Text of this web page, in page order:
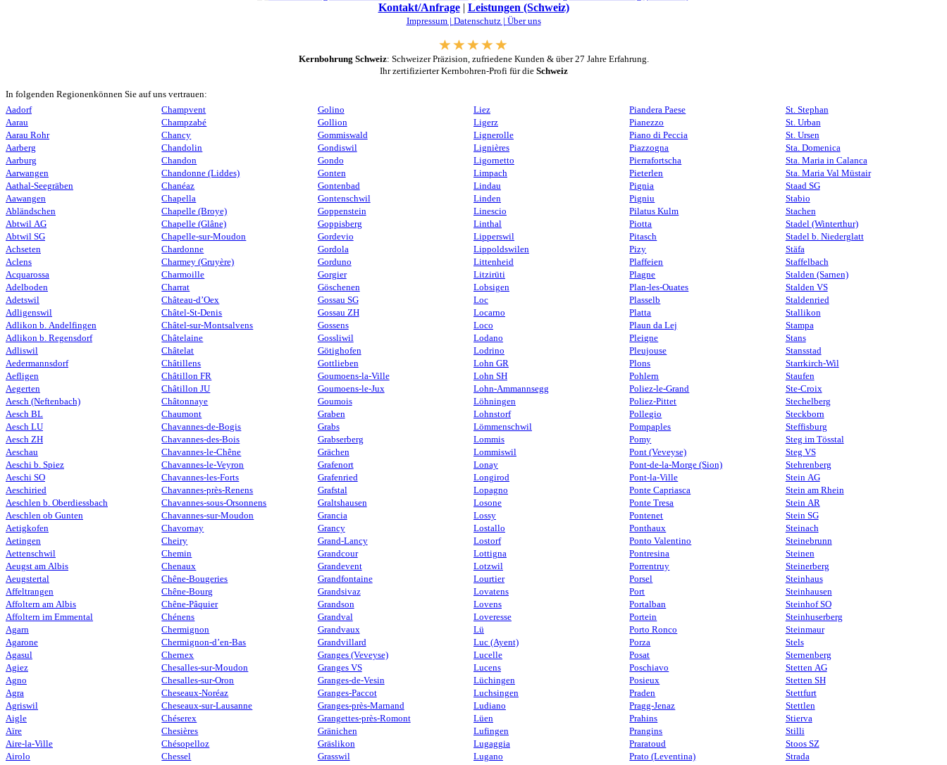
Kontakt/Anfrage| Leistungen (Schweiz)
Impressum | Datenschutz | Über uns
Kernbohrung Schweiz: Schweizer Präzision, zufriedene Kunden & über 27 Jahre Erfahrung.
Ihr zertifizierter Kernbohren-Profi für die Schweiz
In folgenden Regionenkönnen Sie auf uns vertrauen:
Aadorf
Aarau
Aarau Rohr
Aarberg
Aarburg
Aarwangen
Aathal-Seegräben
Aawangen
Abländschen
Abtwil AG
Abtwil SG
Achseten
Aclens
Acquarossa
Adelboden
Adetswil
Adligenswil
Adlikon b. Andelfingen
Adlikon b. Regensdorf
Adliswil
Aedermannsdorf
Aefligen
Aegerten
Aesch (Neftenbach)
Aesch BL
Aesch LU
Aesch ZH
Aeschau
Aeschi b. Spiez
Aeschi SO
Aeschiried
Aeschlen b. Oberdiessbach
Aeschlen ob Gunten
Aetigkofen
Aetingen
Aettenschwil
Aeugst am Albis
Aeugstertal
Affeltrangen
Affoltern am Albis
Affoltern im Emmental
Agarn
Agarone
Agasul
Agiez
Agno
Agra
Agriswil
Aigle
Aïre
Aire-la-Ville
Airolo
Champvent
Champzabé
Chancy
Chandolin
Chandon
Chandonne (Liddes)
Chanéaz
Chapella
Chapelle (Broye)
Chapelle (Glâne)
Chapelle-sur-Moudon
Chardonne
Charmey (Gruyère)
Charmoille
Charrat
Château-d’Oex
Châtel-St-Denis
Châtel-sur-Montsalvens
Châtelaine
Châtelat
Châtillens
Châtillon FR
Châtillon JU
Châtonnaye
Chaumont
Chavannes-de-Bogis
Chavannes-des-Bois
Chavannes-le-Chêne
Chavannes-le-Veyron
Chavannes-les-Forts
Chavannes-près-Renens
Chavannes-sous-Orsonnens
Chavannes-sur-Moudon
Chavornay
Cheiry
Chemin
Chenaux
Chêne-Bougeries
Chêne-Bourg
Chêne-Pâquier
Chénens
Chermignon
Chermignon-d’en-Bas
Chernex
Chesalles-sur-Moudon
Chesalles-sur-Oron
Cheseaux-Noréaz
Cheseaux-sur-Lausanne
Chéserex
Chesières
Chésopelloz
Chessel
Golino
Gollion
Gommiswald
Gondiswil
Gondo
Gonten
Gontenbad
Gontenschwil
Goppenstein
Goppisberg
Gordevio
Gordola
Gorduno
Gorgier
Göschenen
Gossau SG
Gossau ZH
Gossens
Gossliwil
Götighofen
Gottlieben
Goumoens-la-Ville
Goumoens-le-Jux
Goumois
Graben
Grabs
Grabserberg
Grächen
Grafenort
Grafenried
Grafstal
Graltshausen
Grancia
Grancy
Grand-Lancy
Grandcour
Grandevent
Grandfontaine
Grandsivaz
Grandson
Grandval
Grandvaux
Grandvillard
Granges (Veveyse)
Granges VS
Granges-de-Vesin
Granges-Paccot
Granges-près-Marnand
Grangettes-près-Romont
Gränichen
Gräslikon
Grasswil
Liez
Ligerz
Lignerolle
Lignières
Ligornetto
Limpach
Lindau
Linden
Linescio
Linthal
Lipperswil
Lippoldswilen
Littenheid
Litzirüti
Lobsigen
Loc
Locarno
Loco
Lodano
Lodrino
Lohn GR
Lohn SH
Lohn-Ammannsegg
Löhningen
Lohnstorf
Lömmenschwil
Lommis
Lommiswil
Lonay
Longirod
Lopagno
Losone
Lossy
Lostallo
Lostorf
Lottigna
Lotzwil
Lourtier
Lovatens
Lovens
Loveresse
Lü
Luc (Ayent)
Lucelle
Lucens
Lüchingen
Luchsingen
Ludiano
Lüen
Lufingen
Lugaggia
Lugano
Piandera Paese
Pianezzo
Piano di Peccia
Piazzogna
Pierrafortscha
Pieterlen
Pignia
Pigniu
Pilatus Kulm
Piotta
Pitasch
Pizy
Plaffeien
Plagne
Plan-les-Ouates
Plasselb
Platta
Plaun da Lej
Pleigne
Pleujouse
Plons
Pohlern
Poliez-le-Grand
Poliez-Pittet
Pollegio
Pompaples
Pomy
Pont (Veveyse)
Pont-de-la-Morge (Sion)
Pont-la-Ville
Ponte Capriasca
Ponte Tresa
Pontenet
Ponthaux
Ponto Valentino
Pontresina
Porrentruy
Porsel
Port
Portalban
Portein
Porto Ronco
Porza
Posat
Poschiavo
Posieux
Praden
Pragg-Jenaz
Prahins
Prangins
Praratoud
Prato (Leventina)
St. Stephan
St. Urban
St. Ursen
Sta. Domenica
Sta. Maria in Calanca
Sta. Maria Val Müstair
Staad SG
Stabio
Stachen
Stadel (Winterthur)
Stadel b. Niederglatt
Stäfa
Staffelbach
Stalden (Sarnen)
Stalden VS
Staldenried
Stallikon
Stampa
Stans
Stansstad
Starrkirch-Wil
Staufen
Ste-Croix
Stechelberg
Steckborn
Steffisburg
Steg im Tösstal
Steg VS
Stehrenberg
Stein AG
Stein am Rhein
Stein AR
Stein SG
Steinach
Steinebrunn
Steinen
Steinerberg
Steinhaus
Steinhausen
Steinhof SO
Steinhuserberg
Steinmaur
Stels
Sternenberg
Stetten AG
Stetten SH
Stettfurt
Stettlen
Stierva
Stilli
Stoos SZ
Strada